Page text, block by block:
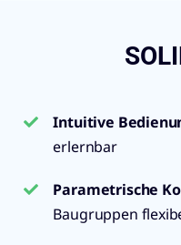
Intuitive
erlernbar
Parametrische
Baugruppen